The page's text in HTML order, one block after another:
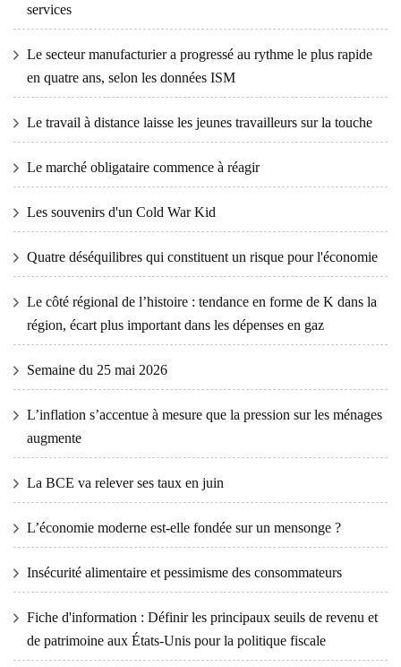
services
Le secteur manufacturier a progressé au rythme le plus rapide
en quatre ans, selon les données ISM
Le travail à distance laisse les jeunes travailleurs sur la touche
Le marché obligataire commence à réagir
Les souvenirs d'un Cold War Kid
Quatre déséquilibres qui constituent un risque pour l'économie
Le côté régional de l’histoire : tendance en forme de K dans la
région, écart plus important dans les dépenses en gaz
Semaine du 25 mai 2026
L’inflation s’accentue à mesure que la pression sur les ménages
augmente
La BCE va relever ses taux en juin
L’économie moderne est-elle fondée sur un mensonge ?
Insécurité alimentaire et pessimisme des consommateurs
Fiche d'information : Définir les principaux seuils de revenu et
de patrimoine aux États-Unis pour la politique fiscale